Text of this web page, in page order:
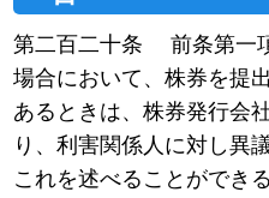
第二百二十条 前条第一
場合において、株券を提
あるときは、株券発行会
り、利害関係人に対し異
これを述べることができ